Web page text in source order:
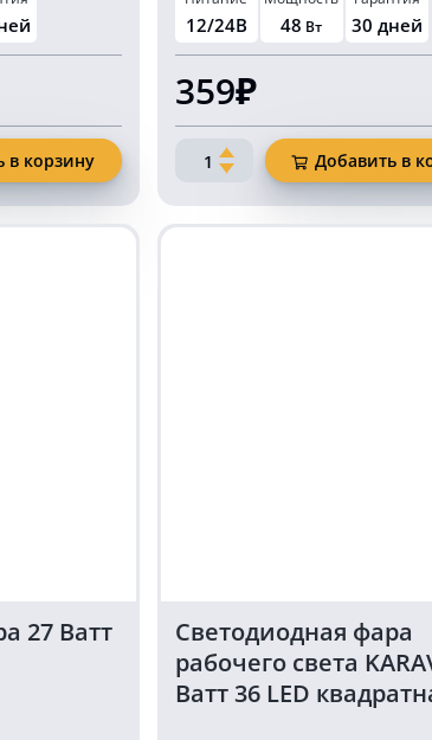
в корзину
12/24В 48 Вт 30 дней
359₽
Количество
Квадратная
фара
Добавить в
27 Ватт
Светодиодная фара
рабочего света
Ватт 36 LED